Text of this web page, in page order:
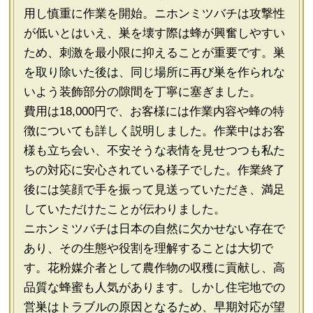
用し慎重に作業を開始。ニホンミツバチは攻撃性
が低いとはいえ、巣を壊す際は蜂が興奮しやすい
ため、刺激を最小限に抑えることが重要です。巣
を取り除いた後は、同じ場所に再び巣を作られな
いよう装飾部分の隙間を丁寧に塞ぎました。
費用は18,000円で、お客様には作業内容や蜂の特
徴についても詳しく説明しました。作業中はお客
様も立ち会い、不安そうな表情を見せつつも私た
ちの対応に安心されている様子でした。作業終了
後には笑顔で手を振って見送っていただき、満足
していただけたことが伝わりました。
ニホンミツバチは日本の自然に欠かせない存在で
あり、その生態や役割を理解することは大切で
す。花粉媒介者として農作物の収穫に貢献し、高
品質な蜂蜜も人気があります。しかし住宅地での
営巣はトラブルの原因となるため、早期対応が望